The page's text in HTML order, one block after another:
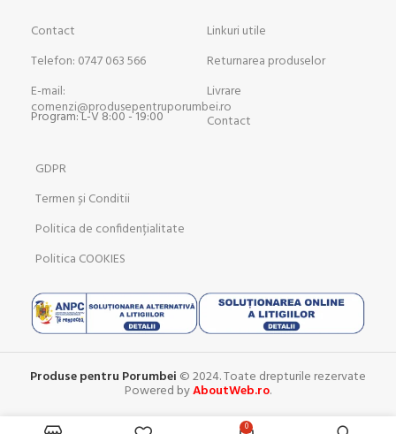
Contact
Telefon: 0747 063 566
E-mail:
comenzi@produsepentruporumbei.ro
Program: L-V 8:00 - 19:00
Linkuri utile
Returnarea produselor
Livrare
Contact
GDPR
Termen și Conditii
Politica de confidențialitate
Politica COOKIES
Produse pentru Porumbei © 2024. Toate drepturile rezervate
Powered byAboutWeb.ro.
0